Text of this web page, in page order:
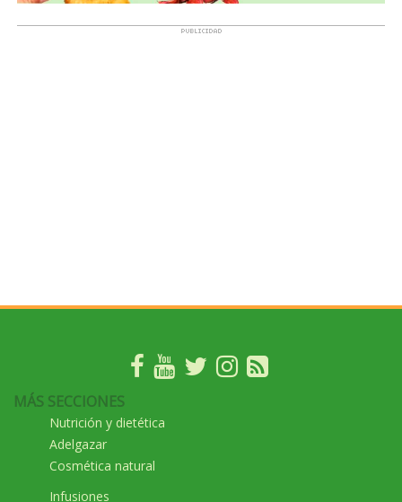
MÁS SECCIONES
Nutrición y dietética
Adelgazar
Cosmética natural
Infusiones